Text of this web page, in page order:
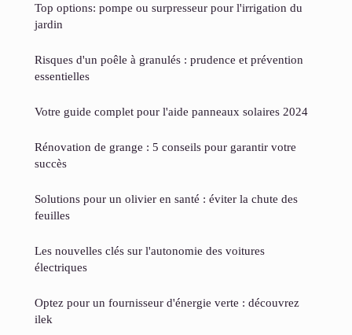
Top options: pompe ou surpresseur pour l'irrigation du
jardin
Risques d'un poêle à granulés : prudence et prévention
essentielles
Votre guide complet pour l'aide panneaux solaires 2024
Rénovation de grange : 5 conseils pour garantir votre
succès
Solutions pour un olivier en santé : éviter la chute des
feuilles
Les nouvelles clés sur l'autonomie des voitures
électriques
Optez pour un fournisseur d'énergie verte : découvrez
ilek